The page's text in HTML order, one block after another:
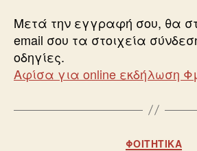
Μετά την εγγραφή σου, θα
email σου τα στοιχεία
οδηγίες.
Αφίσα για online εκδήλωση
ΦΟΙΤΗΤΙΚΆ